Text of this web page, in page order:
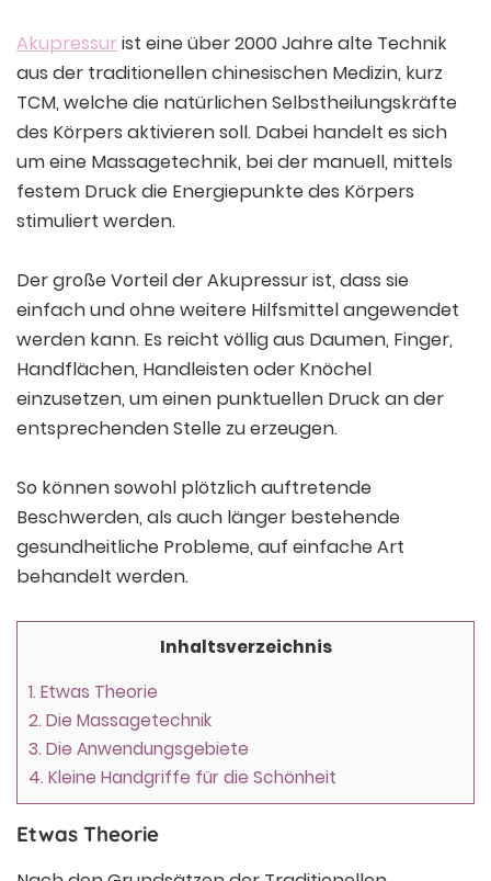
Akupressurist eine über 2000 Jahre alte Technik
aus der traditionellen chinesischen Medizin, kurz
TCM, welche die natürlichen Selbstheilungskräfte
des Körpers aktivieren soll. Dabei handelt es sich
um eine Massagetechnik, bei der manuell, mittels
festem Druck die Energiepunkte des Körpers
stimuliert werden.
Der große Vorteil der Akupressur ist, dass sie
einfach und ohne weitere Hilfsmittel angewendet
werden kann. Es reicht völlig aus Daumen, Finger,
Handflächen, Handleisten oder Knöchel
einzusetzen, um einen punktuellen Druck an der
entsprechenden Stelle zu erzeugen.
So können sowohl plötzlich auftretende
Beschwerden, als auch länger bestehende
gesundheitliche Probleme, auf einfache Art
behandelt werden.
Inhaltsverzeichnis
1. Etwas Theorie
2. Die Massagetechnik
3. Die Anwendungsgebiete
4. Kleine Handgriffe für die Schönheit
Etwas Theorie